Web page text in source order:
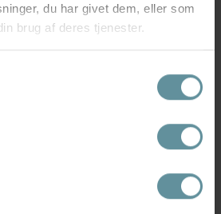
du har givet dem, eller som
brug af deres tjenester.
Black Colour
Black Colour BCANGELINE
SOCK - Strømper...